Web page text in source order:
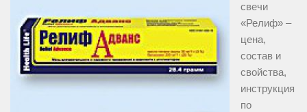
свечи
«Релиф» –
цена,
состав и
свойства,
инструкция
по